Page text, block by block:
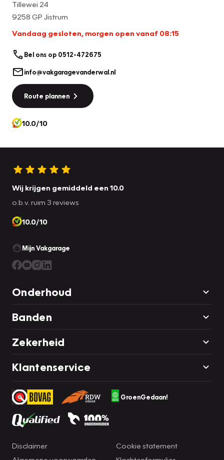
Tillewei 24
9258 GP Jistrum
Vandaag gesloten, morgen open vanaf 08:15
Bel ons op 0512-472675
info@vakgaragevanderwal.nl
Route plannen
10.0/10
Wij krijgen gemiddeld een 10.0
o.b.v. ruim 3 reviews
10.0/10
Mijn Vakgarage
Onderhoud
Banden
Zekerheid
Klantenservice
GroenGedaan!
Disclaimer
Cookie statement